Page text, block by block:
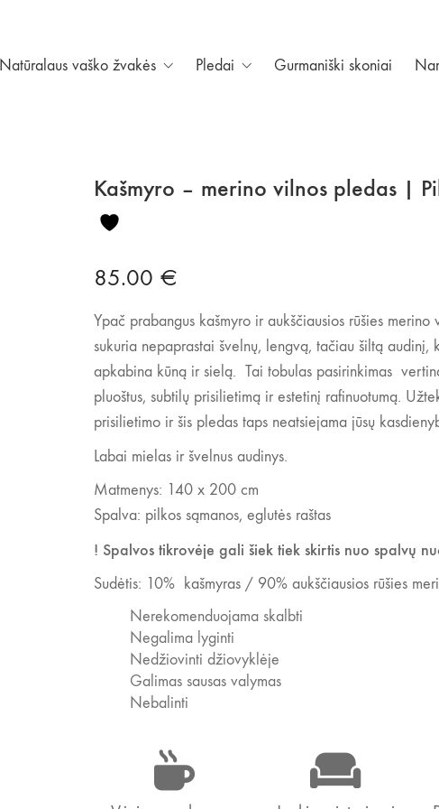
Natūralaus vaško žvakės Pledai Gurmaniški skoniai
Kašmyro – merino vilnos pledas |
85.00 €
Ypač prabangus kašmyro ir aukščiausios rūšies merino
sukuria nepaprastai švelnų, lengvą, tačiau šiltą audinį,
apkabina kūną ir sielą. Tai tobulas pasirinkimas
pluoštus, subtilų prisilietimą ir estetinį rafinuotumą.
prisilietimo ir šis pledas taps neatsiejama jūsų
Labai mielas ir švelnus audinys.
Matmenys: 140 x 200 cm
Spalva: pilkos sąmanos, eglutės raštas
! Spalvos tikrovėje gali šiek tiek skirtis nuo spalvų
Sudėtis: 10% kašmyras / 90% aukščiausios rūšies
Nerekomenduojama skalbti
Negalima lyginti
Nedžiovinti džiovyklėje
Galimas sausas valymas
Nebalinti